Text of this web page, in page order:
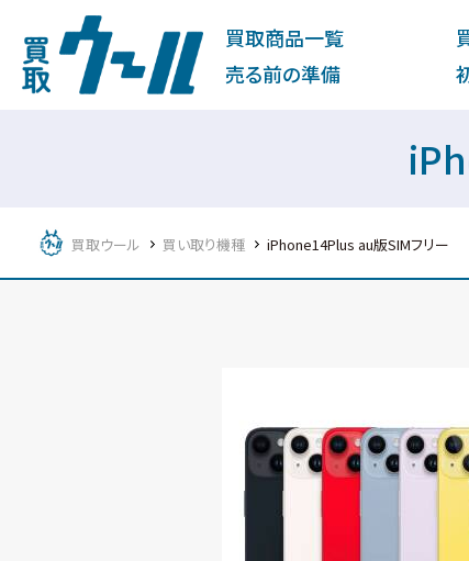
買取商品一覧
売る前の準備
買取ウール 買い取り機種 iPhone14Plus au版SIMフリー